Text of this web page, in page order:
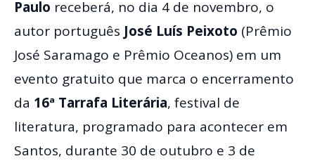
Paulo receberá, no dia 4 de novembro, o
autor português José Luís Peixoto (Prêmio
José Saramago e Prêmio Oceanos) em um
evento gratuito que marca o encerramento
da 16⁠ª Tarrafa Literária, festival de
literatura, programado para acontecer em
Santos, durante 30 de outubro e 3 de